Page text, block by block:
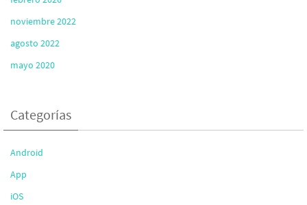
noviembre 2022
agosto 2022
mayo 2020
Categorías
Android
App
iOS